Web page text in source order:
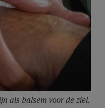
als balsem voor de ziel.